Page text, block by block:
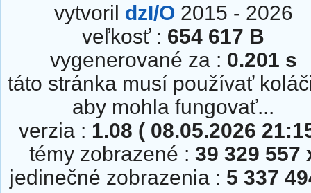
vytvoril dzI/O 2015 - 2026
veľkosť : 654 617 B
vygenerované za : 0.201 s
táto stránka musí používať
aby mohla fungovať...
verzia : 1.08 ( 08.05.2026
témy zobrazené : 39 329 557
jedinečné zobrazenia : 5 337